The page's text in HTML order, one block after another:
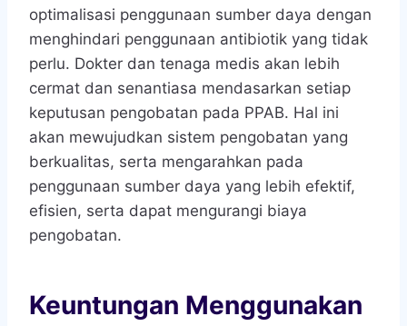
optimalisasi penggunaan sumber daya dengan
menghindari penggunaan antibiotik yang tidak
perlu. Dokter dan tenaga medis akan lebih
cermat dan senantiasa mendasarkan setiap
keputusan pengobatan pada PPAB. Hal ini
akan mewujudkan sistem pengobatan yang
berkualitas, serta mengarahkan pada
penggunaan sumber daya yang lebih efektif,
efisien, serta dapat mengurangi biaya
pengobatan.
Keuntungan Menggunakan